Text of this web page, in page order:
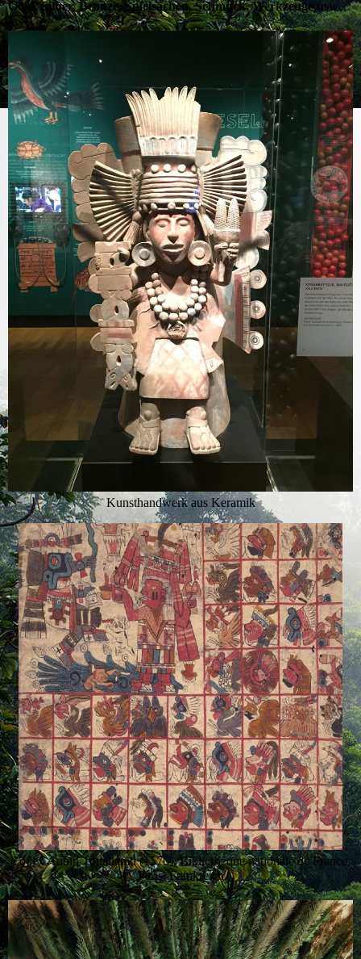
Gold, Silber, Bronze, Spielsachen, Schmuck, Werkzeuge usw.
Kunsthandwerk aus Keramik
Codex Aubin Tonallamtl (1576), Bibliothéque nationale de France,
Paris, Frankreich